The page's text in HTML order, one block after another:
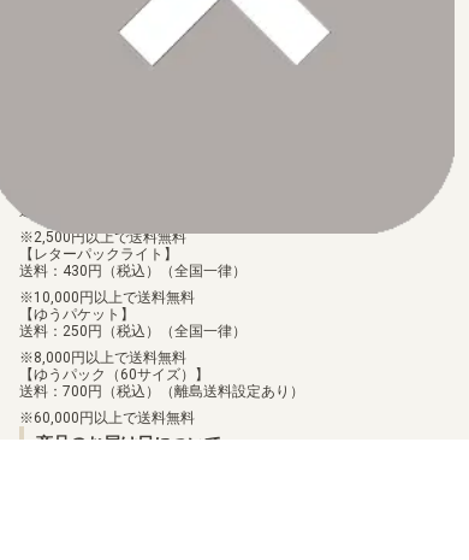
【ST-14】アドバンスデッキ ベルゼブモン
【ST-9】究極の古代竜
【ST-8】アルフォースブイドラモン
【ST-7】デュークモン
【ST-6】ヴェノムヴァイオレット
お支払後の在庫確保となりますため、お早めにお支払をお願いし
なお、お支払口座は、注文確認メールに記載しております。
振込手数料はお客様負担となります。
送料：100円（税込）（全国一律）
2,500円以上で送料無料
【レターパックライト】
送料：430円（税込）（全国一律）
10,000円以上で送料無料
【ゆうパケット】
送料：250円（税込）（全国一律）
8,000円以上で送料無料
【ゆうパック（60サイズ）】
送料：700円（税込）（離島送料設定あり）
60,000円以上で送料無料
商品のお届け日について